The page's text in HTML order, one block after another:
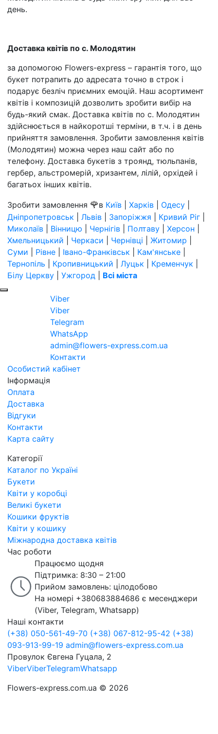
день.
Доставка квітів по с. Молодятин
за допомогою Flowers-express – гарантія того, що
букет потрапить до адресата точно в строк і
подарує безліч приємних емоцій. Наш асортимент
квітів і композицій дозволить зробити вибір на
будь-який смак. Доставка квітів по с. Молодятин
здійснюється в найкоротші терміни, в т.ч. і в день
прийняття замовлення. Зробити замовлення квітів
(Молодятин) можна через наш сайт або по
телефону. Доставка букетів з троянд, тюльпанів,
гербер, альстромерій, хризантем, лілій, орхідей і
багатьох інших квітів.
Зробити замовлення 🌹в Київ Харків Одесу
Дніпропетровськ
Львів Запоріжжя Кривий Ріг
Миколаїв
Вінницю Чернігів Полтаву Херсон
Хмельницький
Черкаси Чернівці Житомир
Суми
Рівне Івано-Франківськ Кам'янське
Тернопіль
Кропивницький Луцьк Кременчук
Білу Церкву
Ужгород Всі міста
Viber
Viber
Telegram
WhatsApp
admin@flowers-express.com.ua
Контакти
Особистий кабінет
Інформація
Оплата
Доставка
Відгуки
Контакти
Карта сайту
Категорії
Каталог по Україні
Букети
Квіти у коробці
Великі букети
Кошики фруктів
Квіти у кошику
Міжнародна доставка квітів
Час роботи
Працюємо щодня
Підтримка: 8:30 – 21:00
Прийом замовлень: цілодобово
На номері +380683884686 є месенджери
(Viber, Telegram, Whatsapp)
Наші контакти
(+38) 050-561-49-70 (+38) 067-812-95-42 (+38)
093-913-99-19 admin@flowers-express.com.ua
Провулок Євгена Гуцала, 2
ViberViberTelegramWhatsapp
Flowers-express.com.ua © 2026